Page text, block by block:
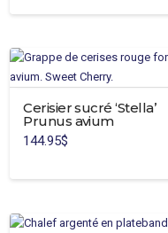
Cerisier sucré ‘Stella’
Prunus avium
144.95$